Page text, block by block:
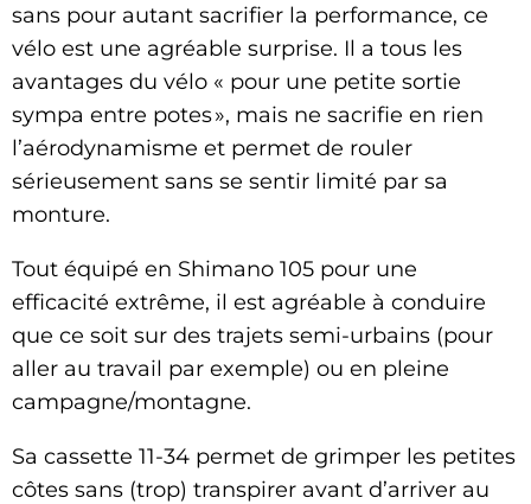
sans pour autant sacrifier la performance, ce
vélo est une agréable surprise. Il a tous les
avantages du vélo « pour une petite sortie
sympa entre potes », mais ne sacrifie en rien
l’aérodynamisme et permet de rouler
sérieusement sans se sentir limité par sa
monture.
Tout équipé en Shimano 105 pour une
efficacité extrême, il est agréable à conduire
que ce soit sur des trajets semi-urbains (pour
aller au travail par exemple) ou en pleine
campagne/montagne.
Sa cassette 11-34 permet de grimper les petites
côtes sans (trop) transpirer avant d’arriver au